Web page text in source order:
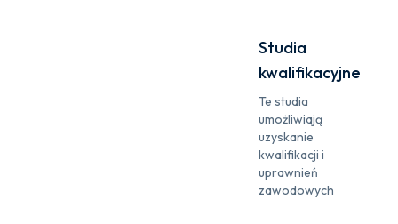
Studia
kwalifikacyjne
Te studia
umożliwiają
uzyskanie
kwalifikacji i
uprawnień
zawodowych